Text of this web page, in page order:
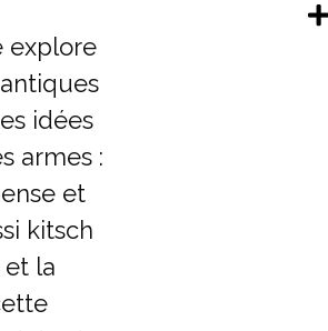
explore
idées
armes :
et
kitsch
et la